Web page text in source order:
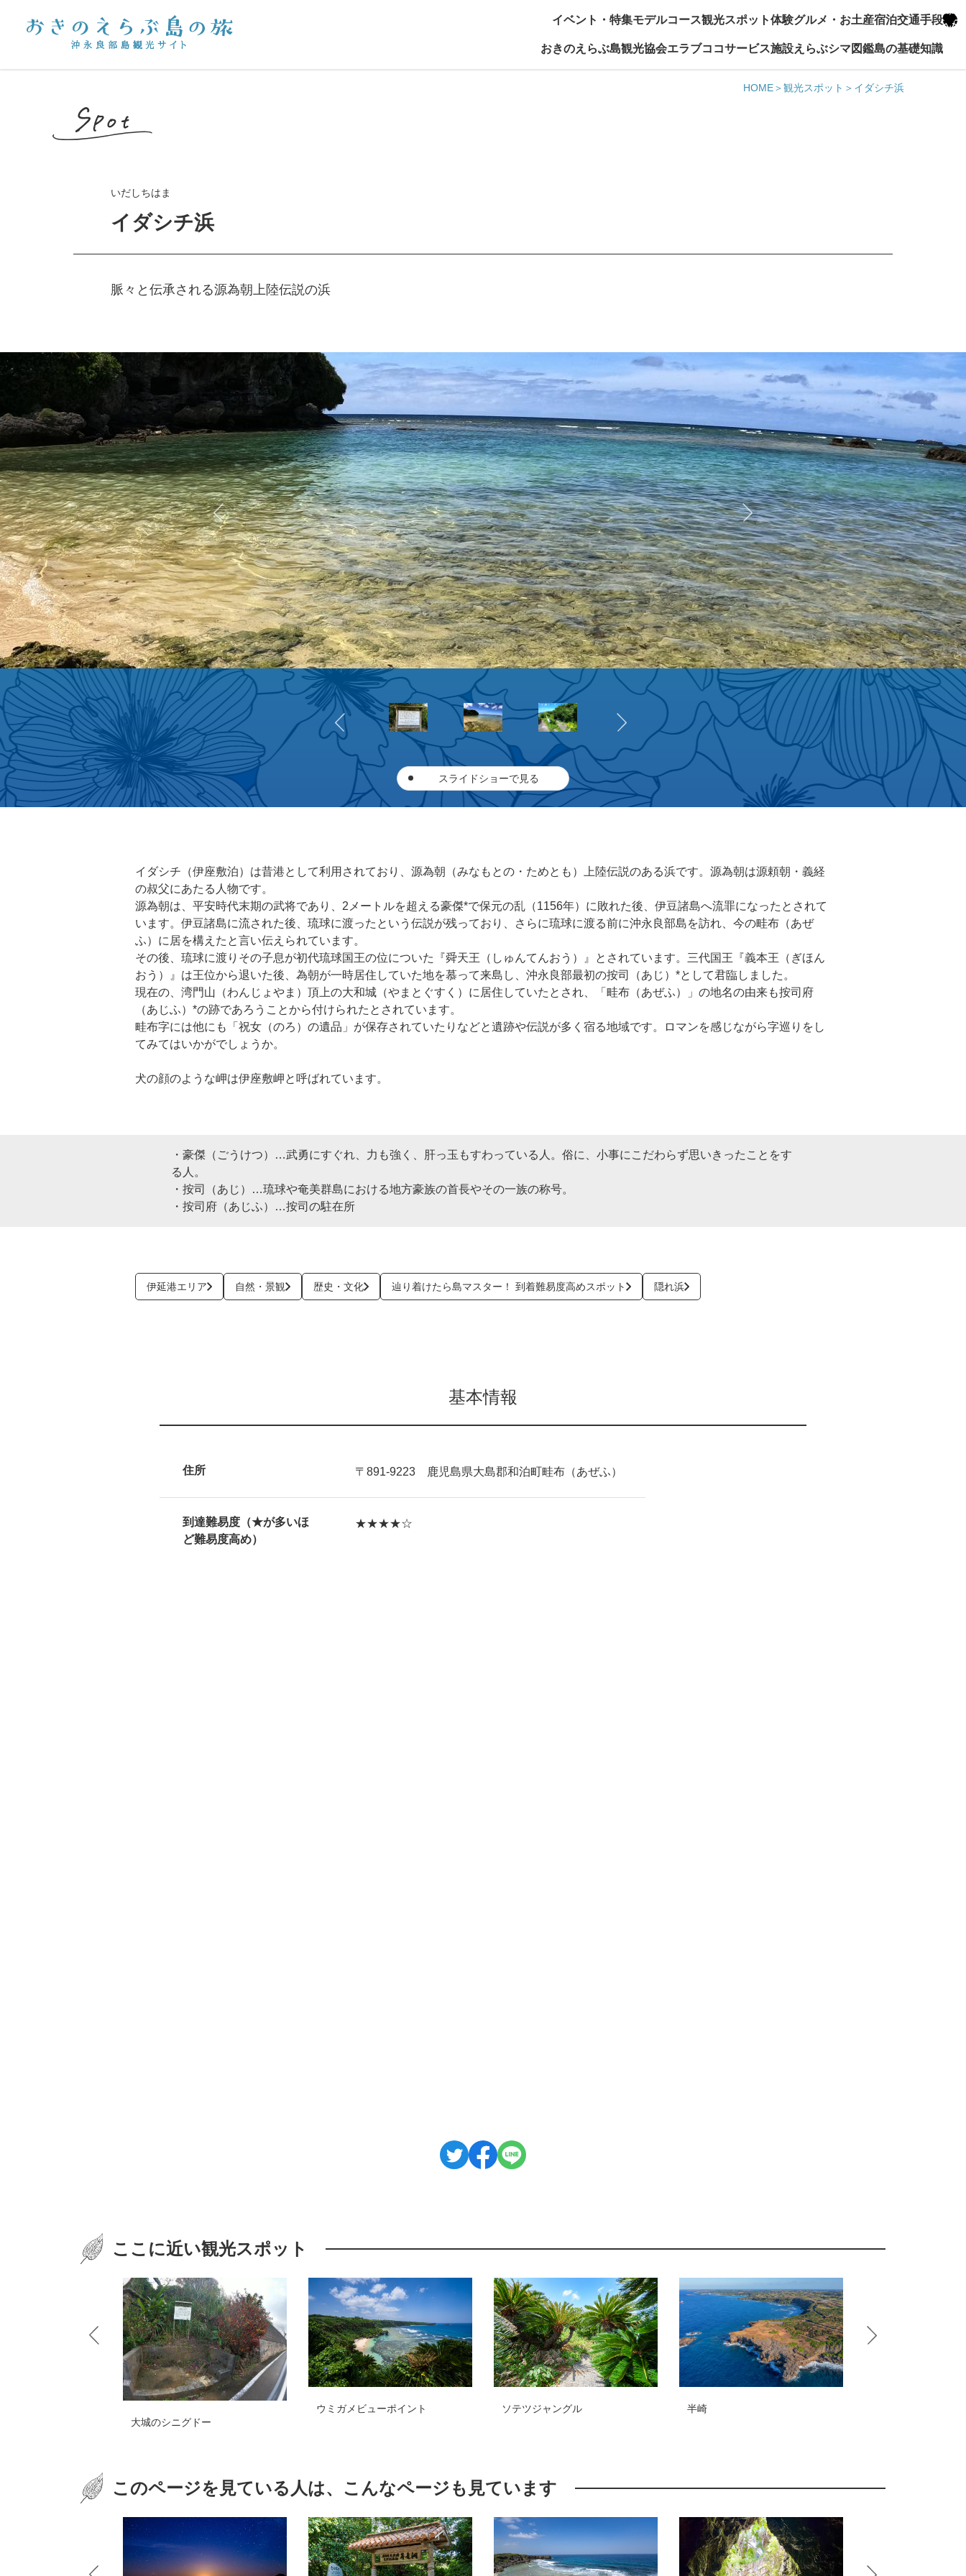
イベント・特集モデルコース観光スポット体験グルメ・お土産宿泊交通手段
おきのえらぶ島観光協会エラブココサービス施設えらぶシマ図鑑島の基礎知識
HOME 観光スポット イダシチ浜
いだしちはま
イダシチ浜
脈々と伝承される源為朝上陸伝説の浜
スライドショーで見る
イダシチ（伊座敷泊）は昔港として利用されており、源為朝（みなもとの・ためとも）上陸伝説のある浜です。源為朝は源頼朝・義経
の叔父にあたる人物です。
源為朝は、平安時代末期の武将であり、2メートルを超える豪傑*で保元の乱（1156年）に敗れた後、伊豆諸島へ流罪になったとされて
います。伊豆諸島に流された後、琉球に渡ったという伝説が残っており、さらに琉球に渡る前に沖永良部島を訪れ、今の畦布（あぜ
ふ）に居を構えたと言い伝えられています。
その後、琉球に渡りその子息が初代琉球国王の位についた『舜天王（しゅんてんおう）』とされています。三代国王『義本王（ぎほん
おう）』は王位から退いた後、為朝が一時居住していた地を慕って来島し、沖永良部最初の按司（あじ）*として君臨しました。
現在の、湾門山（わんじょやま）頂上の大和城（やまとぐすく）に居住していたとされ、「畦布（あぜふ）」の地名の由来も按司府
（あじふ）*の跡であろうことから付けられたとされています。
畦布字には他にも「祝女（のろ）の遺品」が保存されていたりなどと遺跡や伝説が多く宿る地域です。ロマンを感じながら字巡りをし
てみてはいかがでしょうか。
犬の顔のような岬は伊座敷岬と呼ばれています。
・豪傑（ごうけつ）…武勇にすぐれ、力も強く、肝っ玉もすわっている人。俗に、小事にこだわらず思いきったことをす
る人。
・按司（あじ）…琉球や奄美群島における地方豪族の首長やその一族の称号。
・按司府（あじふ）…按司の駐在所
伊延港エリア 自然・景観 歴史・文化 辿り着けたら島マスター！ 到着難易度高めスポット 隠れ浜
基本情報
住所 〒891-9223 鹿児島県大島郡和泊町畦布（あぜふ）
到達難易度（★が多いほ
ど難易度高め）
★★★★☆
ここに近い観光スポット
ソテツジャングル 半崎
このページを見ている人は、こんなページも見ています